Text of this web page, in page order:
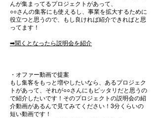
んが集まってるプロジェクトがあって、
○○さんの集客にも使えるし、事業を拡大するために
役立つと思うので、​もし良ければ紹介できればと思
ってます！
​➡聞くとなったら説明会を紹介
・オファー動画で提案
もし集客をもっと増やしたいなら、あるプロジェク
トがあって、それが○○さんにもピッタリだと思うの
で紹介したいです！そのプロジェクトの説明会の紹
介動画があるんで見てみてください！3分くらいの
短い動画です！